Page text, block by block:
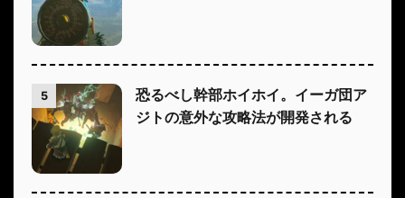
5
恐るべし幹部ホイホイ。イーガ団ア
ジトの意外な攻略法が開発される